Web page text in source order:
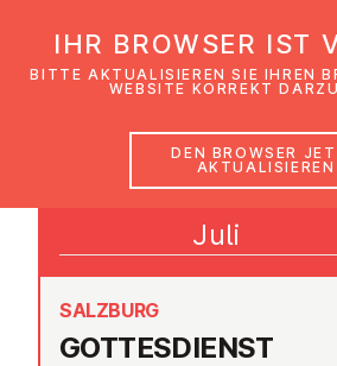
GOT­TES­DIENST
SALZBURG
19
Juli
IHR BROWSER IST
BITTE AKTUALISIEREN SIE IHREN
WEBSITE KORREKT
DEN BROWSER
AKTUALISIEREN